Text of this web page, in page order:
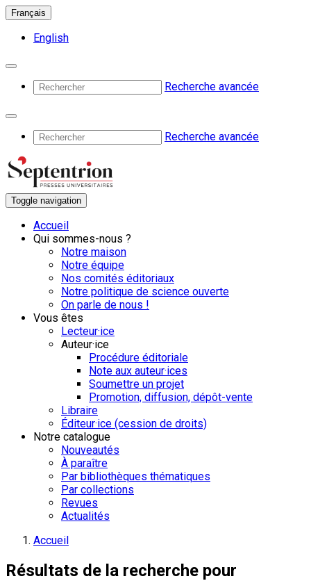
Français
English
Recherche avancée
Recherche avancée
Toggle navigation
Accueil
Qui sommes-nous ?
Notre maison
Notre équipe
Nos comités éditoriaux
Notre politique de science ouverte
On parle de nous !
Vous êtes
Lecteur·ice
Auteur·ice
Procédure éditoriale
Note aux auteur·ices
Soumettre un projet
Promotion, diffusion, dépôt-vente
Libraire
Éditeur·ice (cession de droits)
Notre catalogue
Nouveautés
À paraître
Par bibliothèques thématiques
Par collections
Revues
Actualités
Accueil
Résultats de la recherche pour